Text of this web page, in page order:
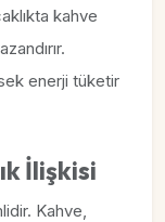
kahve
enerji tüketir
İlişkisi
Kahve,